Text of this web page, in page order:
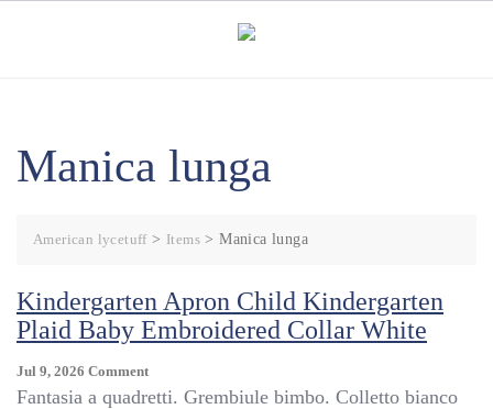
Manica lunga
American lycetuff> Items >Manica lunga
Kindergarten Apron Child Kindergarten
Plaid Baby Embroidered Collar White
Jul 9, 2026 CommentOn
Kindergarten
Fantasia a quadretti. Grembiule bimbo. Colletto bianco